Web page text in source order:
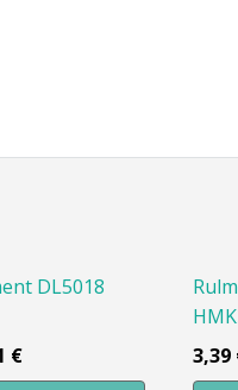
DL5018
€
3,39